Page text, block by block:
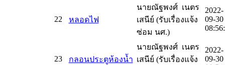
22 หลอดไฟ
นายณัฐพงศ์ เนตร
เสนีย์ (รับเรื่องแจ้ง
ซ่อม นศ.)
2022-
09-30
23 กลอนประตูห้องน้ำ
นายณัฐพงศ์ เนตร
เสนีย์ (รับเรื่องแจ้ง
2022-
09-30